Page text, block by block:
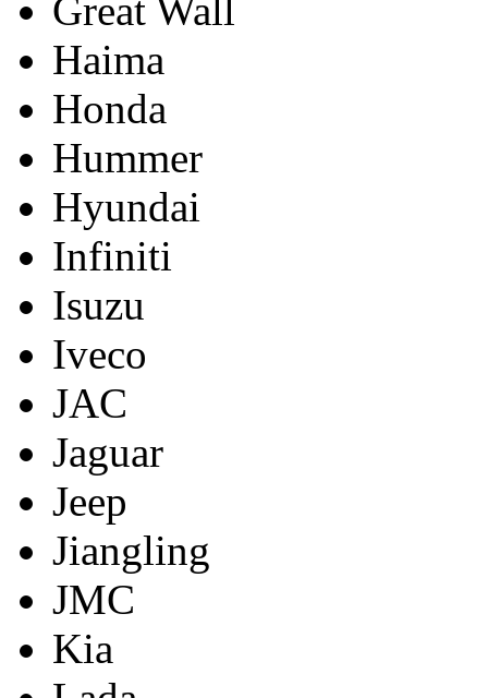
Great Wall
Haima
Honda
Hummer
Hyundai
Infiniti
Isuzu
Iveco
JAC
Jaguar
Jeep
Jiangling
JMC
Kia